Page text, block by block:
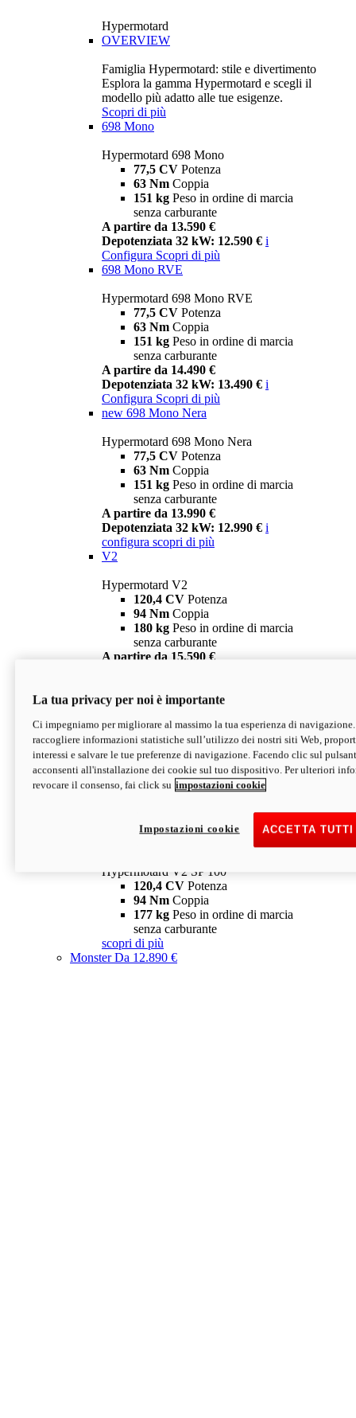
Hypermotard
OVERVIEW
Famiglia Hypermotard: stile e divertimento
Esplora la gamma Hypermotard e scegli il
modello più adatto alle tue esigenze.
Scopri di più
698 Mono
Hypermotard 698 Mono
77,5 CV Potenza
63 Nm Coppia
151 kg Peso in ordine di marcia
senza carburante
A partire da 13.590 €
Depotenziata 32 kW: 12.590 € i
Configura Scopri di più
698 Mono RVE
Hypermotard 698 Mono RVE
77,5 CV Potenza
63 Nm Coppia
151 kg Peso in ordine di marcia
senza carburante
A partire da 14.490 €
Depotenziata 32 kW: 13.490 € i
Configura Scopri di più
new 698 Mono Nera
Hypermotard 698 Mono Nera
77,5 CV Potenza
63 Nm Coppia
151 kg Peso in ordine di marcia
senza carburante
A partire da 13.990 €
Depotenziata 32 kW: 12.990 € i
configura scopri di più
V2
Hypermotard V2
120,4 CV Potenza
94 Nm Coppia
180 kg Peso in ordine di marcia
senza carburante
A partire da 15.590 €
V2 SP
Hypermotard V2 SP
120,4 CVPotenza
94 NmCoppia
177 kgPeso in ordine di marcia
senza carburante
Depotenziata 35 kW: 18.890 € i
configura scopri di più
Hypermotard V2 SP 100
120,4 CV Potenza
94 Nm Coppia
177 kg Peso in ordine di marcia
senza carburante
scopri di più
MonsterDa 12.890 €
La tua privacy per noi è importante
Ci impegniamo per migliorare al massimo la tua esperienza di
raccogliere informazioni statistiche sull’utilizzo dei nostri siti Web,
interessi e salvare le tue preferenze di navigazione. Facendo clic sul
acconsenti all'installazione dei cookie sul tuo dispositivo. Per ulteriori
revocare il consenso, fai click su impostazioni cookie
ACCETTA
Impostazioni cookie